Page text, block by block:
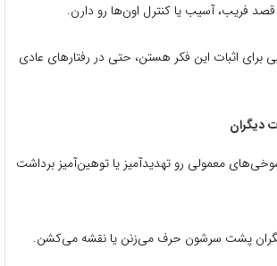
فریب، آسیب یا کنترل اون‌ها رو دارن.
برای اثبات این فکر هستن، حتی در رفتارهای عادی
دیگران
معمولی رو تهدیدآمیز یا توهین‌آمیز برداشت
پشت سرشون حرف می‌زنن یا نقشه می‌کشن.